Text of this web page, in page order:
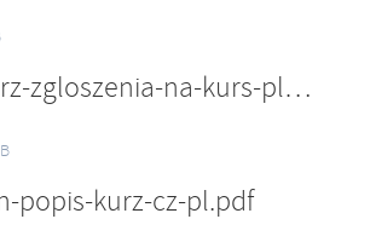
formularz-zgloszenia-na-kurs-pl.pdf
popis-kurz-cz-pl.pdf